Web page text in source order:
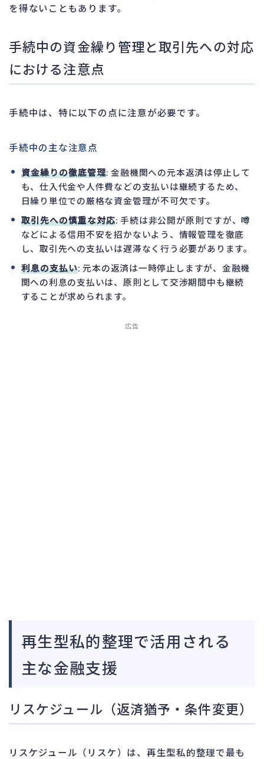
を得ないこともあります。
手続中の資金繰り管理と取引先への対応
における注意点
手続中は、特に以下の点に注意が必要です。
手続中の主な注意点
資金繰りの徹底管理: 金融機関への元本返済は停止して
も、仕入代金や人件費などの支払いは継続するため、
日繰り単位での厳格な資金管理が不可欠です。
取引先への慎重な対応: 手続は非公開が原則ですが、噂
などによる信用不安を招かないよう、情報管理を徹底
し、取引先への支払いは遅滞なく行う必要があります。
利息の支払い: 元本の返済は一時停止しますが、金融機
関への利息の支払いは、原則として交渉期間中も継続
することが求められます。
広告
再生型私的整理で活用される
主な金融支援
リスケジュール（返済猶予・条件変更）
リスケジュール（リスケ）は、再生型私的整理で最も